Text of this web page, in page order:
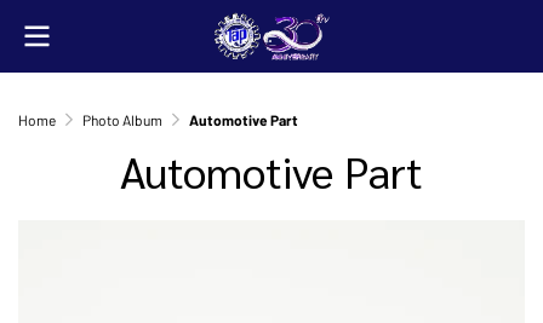
Home Photo Album Automotive Part
Automotive Part